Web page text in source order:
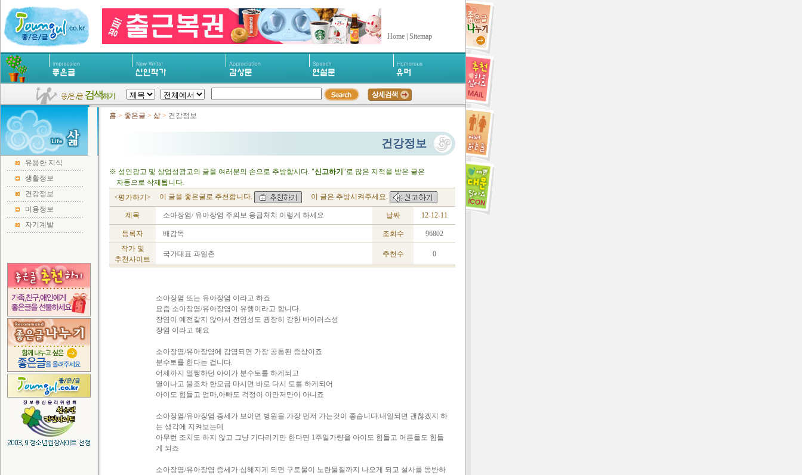
Home Sitemap
유용한 지식
생활정보
건강정보
미용정보
자기계발
홈 > 좋은글 > 삶 > 건강정보
건강정보
※ 성인광고 및 상업성광고의 글을 여러분의 손으로 추방합시다. "신고하기 "로 많은 지적을 받은 글은
자동으로 삭제됩니다.
<평가하기>
이 글을 좋은글로 추천합니다. 이 글은 추방시켜주세요.
제목 소아장염/ 유아장염 주의보 응급처치 이렇게 하세요 날짜 12-12-11
등록자 배감독 조회수
96802
작가 및
추천사이트
국가대표 과일촌 추천수 0
소아장염 또는 유아장염 이라고 하죠
요즘 소아장염/유아장염이 유행이라고 합니다.
장염이 예전같지 않아서 전염성도 굉장히 강한 바이러스성
장염 이라고 해요
소아장염/유아장염에 감염되면 가장 공통된 증상이죠
분수토를 한다는 겁니다.
어제까지 멀쩡하던 아이가 분수토를 하게되고
열이나고 물조차 한모금 마시면 바로 다시 토를 하게되어
아이도 힘들고 엄마,아빠도 걱정이 이만저만이 아니죠
소아장염/유아장염 증세가 보이면 병원을 가장 먼저 가는것이 좋습니다.내일되면 괜찮겠지 하
는 생각에 지켜보는데
아무런 조치도 하지 않고 그냥 기다리기만 한다면 1주일가량을 아이도 힘들고 어른들도 힘들
게 되죠
소아장염/유아장염 증세가 심해지게 되면 구토물이 노란물질까지 나오게 되고 설사를 동반하